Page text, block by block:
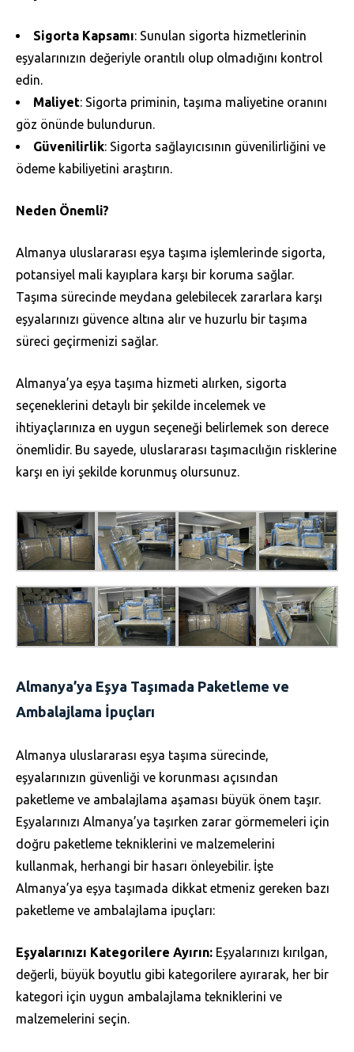
Sigorta Kapsamı: Sunulan sigorta hizmetlerinin
eşyalarınızın değeriyle orantılı olup olmadığını kontrol
edin.
Maliyet: Sigorta priminin, taşıma maliyetine oranını
göz önünde bulundurun.
Güvenilirlik: Sigorta sağlayıcısının güvenilirliğini ve
ödeme kabiliyetini araştırın.
Neden Önemli?
Almanya uluslararası eşya taşıma işlemlerinde sigorta,
potansiyel mali kayıplara karşı bir koruma sağlar.
Taşıma sürecinde meydana gelebilecek zararlara karşı
eşyalarınızı güvence altına alır ve huzurlu bir taşıma
süreci geçirmenizi sağlar.
Almanya’ya eşya taşıma hizmeti alırken, sigorta
seçeneklerini detaylı bir şekilde incelemek ve
ihtiyaçlarınıza en uygun seçeneği belirlemek son derece
önemlidir. Bu sayede, uluslararası taşımacılığın risklerine
karşı en iyi şekilde korunmuş olursunuz.
Almanya’ya Eşya Taşımada Paketleme ve
Ambalajlama İpuçları
Almanya uluslararası eşya taşıma sürecinde,
eşyalarınızın güvenliği ve korunması açısından
paketleme ve ambalajlama aşaması büyük önem taşır.
Eşyalarınızı Almanya’ya taşırken zarar görmemeleri için
doğru paketleme tekniklerini ve malzemelerini
kullanmak, herhangi bir hasarı önleyebilir. İşte
Almanya’ya eşya taşımada dikkat etmeniz gereken bazı
paketleme ve ambalajlama ipuçları:
Eşyalarınızı Kategorilere Ayırın: Eşyalarınızı kırılgan,
değerli, büyük boyutlu gibi kategorilere ayırarak, her bir
kategori için uygun ambalajlama tekniklerini ve
malzemelerini seçin.